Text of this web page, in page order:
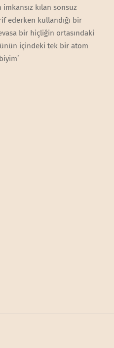
imkansız kılan sonsuz
ederken kullandığı bir
bir hiçliğin ortasındaki
içindeki tek bir atom